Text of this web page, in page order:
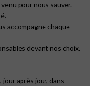
pour nous sauver.
accompagne chaque
devant nos choix.
après jour, dans